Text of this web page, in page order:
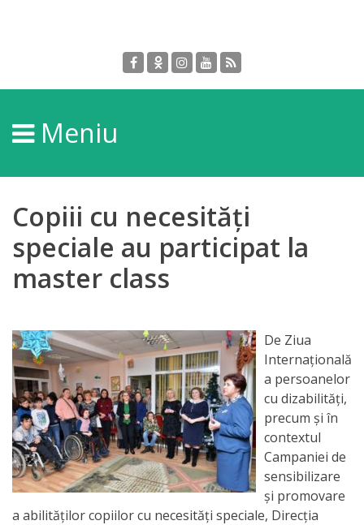
DGPDC
Informații
despre
DGPDC
Subdiviziuni/Servicii
Structura
Strategia
Orarul
audienței
Managementul
instituției
Planuri
Meniu
Copiii cu necesități
speciale au participat la
master class
De Ziua
Internațională
a persoanelor
cu dizabilități,
precum și în
contextul
Campaniei de
sensibilizare
și promovare
a abilităților copiilor cu necesități speciale, Direcția